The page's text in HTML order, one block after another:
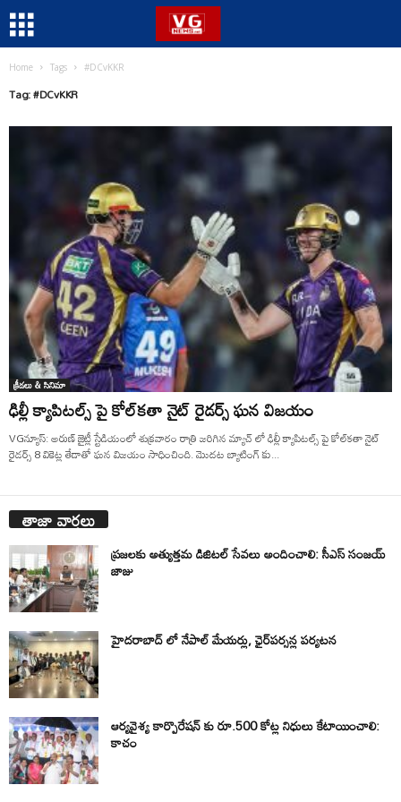
Home Tags #DCvKKR
Tag: #DCvKKR
క్రీడలు & సినిమా
ఢిల్లీ క్యాపిటల్స్ పై కోల్‌కతా నైట్ రైడర్స్ ఘన విజయం
VGన్యూస్: అరుణ్ జైట్లీ స్టేడియంలో శుక్రవారం రాత్రి జరిగిన మ్యాచ్ లో ఢిల్లీ క్యాపిటల్స్ పై కోల్‌కతా నైట్
రైడర్స్ 8 వికెట్ల తేడాతో ఘన విజయం సాధించింది. మెుదట బ్యాటింగ్ కు...
తాజా వార్తలు
ప్రజలకు అత్యుత్తమ డిజిటల్ సేవలు అందించాలి: సీఎస్ సంజయ్
జాజు
హైదరాబాద్ లో నేపాల్ మేయర్లు, ఛైర్‌పర్సన్ల పర్యటన
ఆర్యవైశ్య కార్పొరేషన్ కు రూ.500 కోట్ల నిధులు కేటాయించాలి:
కాచం